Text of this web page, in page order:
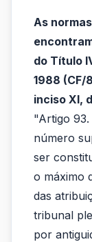
As
ao
Poder
se
disc...
As
do Título
1988 (CF/
inciso XI,
"Artigo
número
ser
o máximo
das
tribunal
por